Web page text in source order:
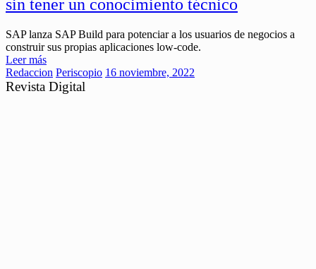
sin tener un conocimiento técnico
SAP lanza SAP Build para potenciar a los usuarios de negocios a
construir sus propias aplicaciones low-code.
Leer más
Redaccion Periscopio 16 noviembre, 2022
Revista Digital